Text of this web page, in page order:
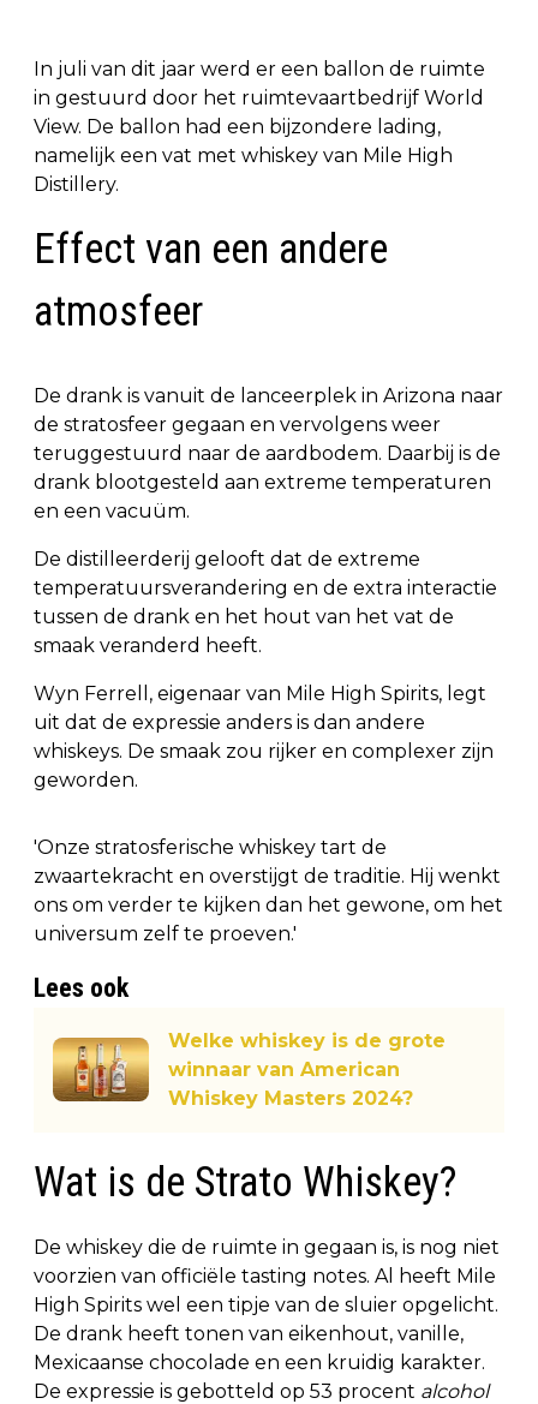
In juli van dit jaar werd er een ballon de ruimte
in gestuurd door het ruimtevaartbedrijf World
View. De ballon had een bijzondere lading,
namelijk een vat met whiskey van Mile High
Distillery.
Effect van een andere
atmosfeer
De drank is vanuit de lanceerplek in Arizona naar
de stratosfeer gegaan en vervolgens weer
teruggestuurd naar de aardbodem. Daarbij is de
drank blootgesteld aan extreme temperaturen
en een vacuüm.
De distilleerderij gelooft dat de extreme
temperatuursverandering en de extra interactie
tussen de drank en het hout van het vat de
smaak veranderd heeft.
Wyn Ferrell, eigenaar van Mile High Spirits, legt
uit dat de expressie anders is dan andere
whiskeys. De smaak zou rijker en complexer zijn
geworden.
'Onze stratosferische whiskey tart de
zwaartekracht en overstijgt de traditie. Hij wenkt
ons om verder te kijken dan het gewone, om het
universum zelf te proeven.'
Lees ook
Welke whiskey is de grote
winnaar van American
Whiskey Masters 2024?
Wat is de Strato Whiskey?
De whiskey die de ruimte in gegaan is, is nog niet
voorzien van officiële tasting notes. Al heeft Mile
High Spirits wel een tipje van de sluier opgelicht.
De drank heeft tonen van eikenhout, vanille,
Mexicaanse chocolade en een kruidig karakter.
De expressie is gebotteld op 53 procent alcohol